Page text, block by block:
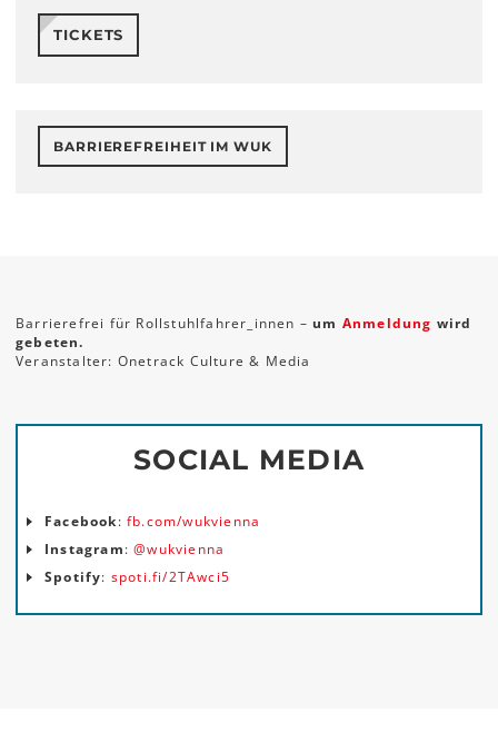
TICKETS
BARRIEREFREIHEIT IM WUK
Barrierefrei für Rollstuhlfahrer_innen – um Anmeldung wird
gebeten.
Veranstalter: Onetrack Culture & Media
SOCIAL MEDIA
Facebook:fb.com/wukvienna
Instagram:@wukvienna
Spotify: spoti.fi/2TAwci5